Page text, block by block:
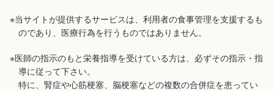
※当サイトが提供するサービスは、利用者の食事管理を支援するも
のであり、医療行為を行うものではありません。
※医師の指示のもと栄養指導を受けている方は、必ずその指示・指
導に従って下さい。
特に、腎症や心筋梗塞、脳梗塞などの複数の合併症を患ってい